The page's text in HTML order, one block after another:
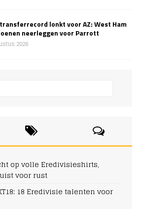
lonkt voor AZ: West Ham
neerleggen voor Parrott
2026
op volle Eredivisieshirts,
voor rust
18 Eredivisie talenten voor